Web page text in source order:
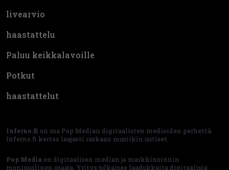
livearvio
haastattelu
Paluu keikkalavoille
Potkut
haastattelut
Inferno.fi on osa Pop Median digitaalisten medioiden perhettä.
Inferno.fi kertoo laajasti raskaan musiikin uutiset.
Pop Media on digitaalisen median ja markkinoinnin
monipuolinen osaaja. Yritys julkaisee laadukkaita digitaalisia